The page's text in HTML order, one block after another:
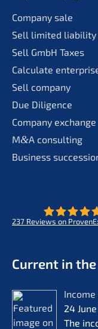
Compa­ny sale
Sell limit­ed liabi­li­ty
Sell GmbH Taxes
Calcu­la­te
Sell compa­ny
Due Diligence
Compa­ny exchange
M&A consul­ting
Business
237 Reviews on
Current in
24
The